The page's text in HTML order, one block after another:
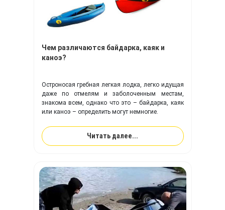
Чем различаются байдарка, каяк и
каноэ?
Остроносая гребная легкая лодка, легко идущая
даже по отмелям и заболоченным местам,
знакома всем, однако что это – байдарка, каяк
или каноэ – определить могут немногие.
Читать далее...